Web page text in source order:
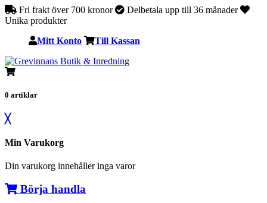
Fri frakt över 700 kronor
Delbetala upp till 36 månader
Unika produkter
Mitt Konto Till Kassan
0 artiklar
╳
Min Varukorg
Din varukorg innehåller inga varor
Börja handla